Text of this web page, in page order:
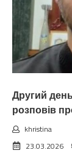
Другий
розповів
khristina
23.03.2026